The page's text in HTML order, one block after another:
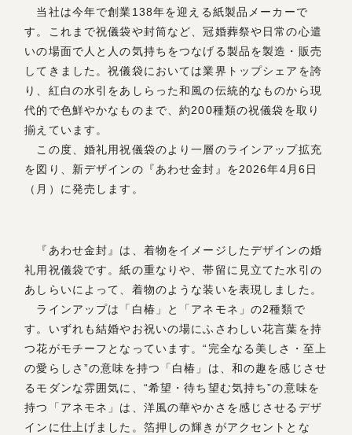
当社は今年で創業138年を迎える紙製品メーカーで
す。これまで祝儀袋や封筒など、冠婚葬祭や日常の心遣
いの場面で人と人の気持ちをつなげる製品を製造・販売
してきました。祝儀袋においては業界トップシェアを誇
り、紅白の水引をあしらった和風の伝統的なものから現
代的で色鮮やかなものまで、約200種類の祝儀袋を取り
揃えています。
この度、婚礼用祝儀袋のより一層のラインアップ拡充
を図り、新デザインの『あわせ金封』を2026年4月6日
（月）に発売します。
『あわせ金封』は、着物をイメージしたデザインの婚
礼用祝儀袋です。紙の重なりや、帯留に見立てた水引の
あしらいによって、着物のような装いを表現しました。
ラインアップは「白椿」と「アネモネ」の2種類で
す。いずれも結婚やお祝いの場にふさわしい花言葉を持
つ花がモチーフとなっています。“完全なる美しさ・至上
の愛らしさ”の意味を持つ「白椿」は、和の趣を感じさせ
るモダンな雰囲気に、“希望・待ち望む気持ち”の意味を
持つ「アネモネ」は、洋風の華やかさを感じさせるデザ
インに仕上げました。箔押しの輝きがアクセントとな